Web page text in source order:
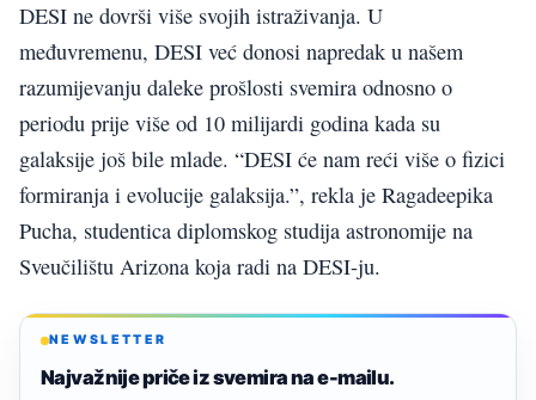
DESI ne dovrši više svojih istraživanja. U
međuvremenu, DESI već donosi napredak u našem
razumijevanju daleke prošlosti svemira odnosno o
periodu prije više od 10 milijardi godina kada su
galaksije još bile mlade. “DESI će nam reći više o fizici
formiranja i evolucije galaksija.”, rekla je Ragadeepika
Pucha, studentica diplomskog studija astronomije na
Sveučilištu Arizona koja radi na DESI-ju.
NEWSLETTER
Najvažnije priče iz svemira na e-mailu.